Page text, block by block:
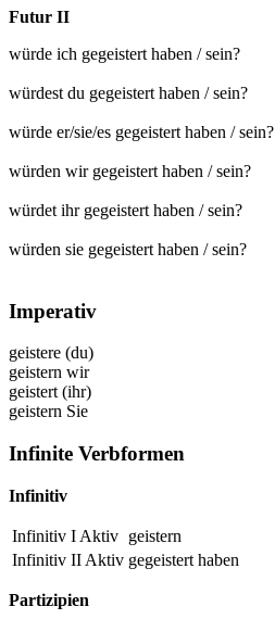
Futur II
würde ich gegeistert haben / sein?
würdest du gegeistert haben / sein?
würde er/sie/es gegeistert haben / sein?
würden wir gegeistert haben / sein?
würdet ihr gegeistert haben / sein?
würden sie gegeistert haben / sein?
Imperativ
geistere (du)
geistern wir
geistert (ihr)
geistern Sie
Infinite Verbformen
Infinitiv
Infinitiv I Aktiv geistern
Infinitiv II Aktiv gegeistert haben
Partizipien